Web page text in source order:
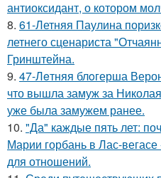
антиоксидант, о котором
8. 61-Летняя Паулина
летнего сценариста
Гринштейна.
9. 47-Лeтняя блoгерша
что вышла замуж за
уже была замужем ранее.
10. "Да" каждые пять лет:
Марии горбань в Лас-
для отношений.